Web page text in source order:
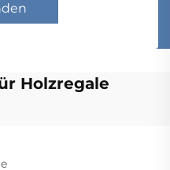
Holzregale